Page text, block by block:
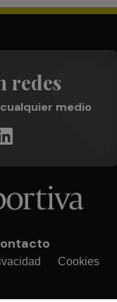
redes
medio
Cookies